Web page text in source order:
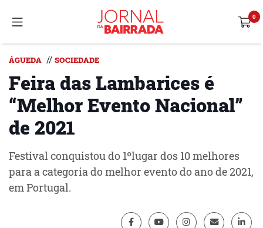
ÁGUEDA // SOCIEDADE
Feira das Lambarices é
“Melhor Evento Nacional”
de 2021
Festival conquistou do 1ºlugar dos 10 melhores
para a categoria do melhor evento do ano de 2021,
em Portugal.